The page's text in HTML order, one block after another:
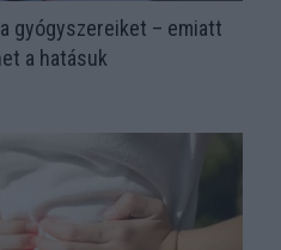
gyógyszereiket – emiatt
a hatásuk